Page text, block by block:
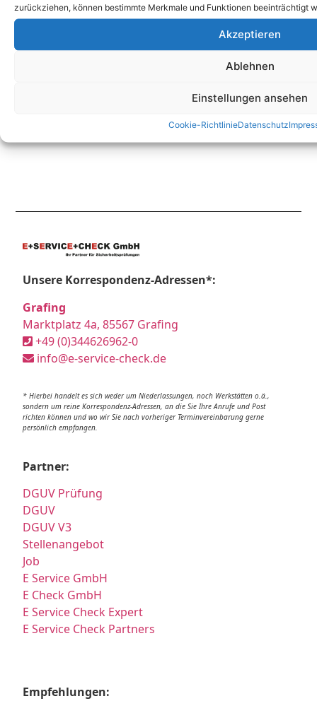
zurückziehen, können bestimmte Merkmale und Funktionen beeinträchtigt
Akzeptieren
Ablehnen
Einstellungen ansehen
Cookie-RichtlinieDatenschutz
Zum Kontaktformular
Unsere Korrespondenz-Adressen*:
Grafing
Marktplatz 4a, 85567 Grafing
+49 (0)344626962-0
info@e-service-check.de
* Hierbei handelt es sich weder um Niederlassungen, noch Werkstätten o.ä.,
sondern um reine Korrespondenz-Adressen, an die Sie Ihre Anrufe und Post
richten können und wo wir Sie nach vorheriger Terminvereinbarung gerne
persönlich empfangen.
Partner:
DGUV Prüfung
DGUV
DGUV V3
Stellenangebot
Job
E Service GmbH
E Check GmbH
E Service Check Expert
E Service Check Partners
Empfehlungen: